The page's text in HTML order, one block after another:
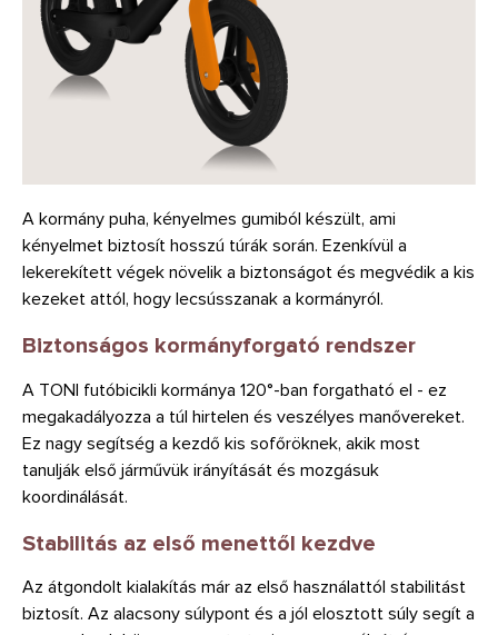
A kormány puha, kényelmes gumiból készült, ami
kényelmet biztosít hosszú túrák során. Ezenkívül a
lekerekített végek növelik a biztonságot és megvédik a kis
kezeket attól, hogy lecsússzanak a kormányról.
Biztonságos kormányforgató rendszer
A TONI futóbicikli kormánya 120°-ban forgatható el - ez
megakadályozza a túl hirtelen és veszélyes manővereket.
Ez nagy segítség a kezdő kis sofőröknek, akik most
tanulják első járművük irányítását és mozgásuk
koordinálását.
Stabilitás az első menettől kezdve
Az átgondolt kialakítás már az első használattól stabilitást
biztosít. Az alacsony súlypont és a jól elosztott súly segít a